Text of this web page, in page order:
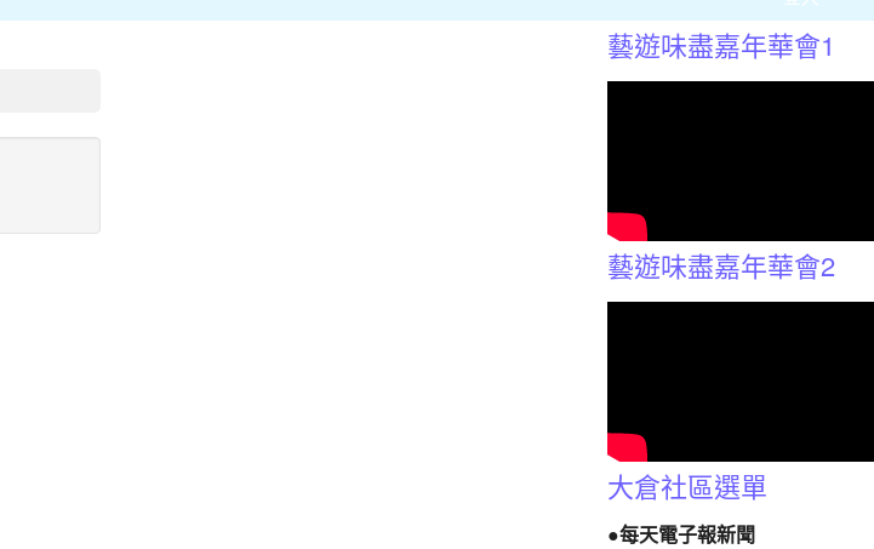
藝遊味盡嘉年華會1
藝遊味盡嘉年華會2
大倉社區選單
●每天電子報新聞